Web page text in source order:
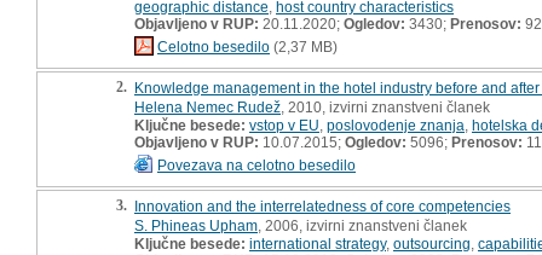
geographic distance host country characteristics
Objavljeno v RUP: 20.11.2020; Ogledov: 3430; Prenosov: 92
Celotno besedilo (2,37 MB)
2. Knowledge management in the hotel industry before and
Helena Nemec Rudež , 2010, izvirni znanstveni članek
Ključne besede: vstop v EU poslovodenje znanja hotelska
Objavljeno v RUP: 10.07.2015; Ogledov: 5096; Prenosov: 11
Povezava na celotno besedilo
3. Innovation and the interrelatedness of core competencies
S. Phineas Upham , 2006, izvirni znanstveni članek
Ključne besede: international strategy, outsourcing